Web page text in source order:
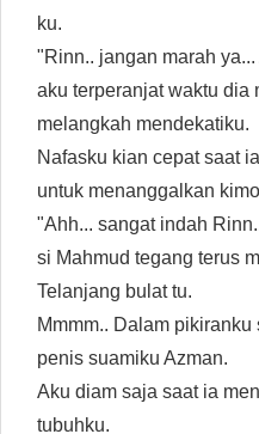
ku.
"Rinn.. jangan marah
aku terperanjat waktu dia
melangkah mendekatiku.
Nafasku kian cepat saat
untuk menanggalkan
"Ahh... sangat indah
si Mahmud tegang terus
Telanjang bulat tu.
Mmmm.. Dalam
penis suamiku Azman.
Aku diam saja saat ia
tubuhku.